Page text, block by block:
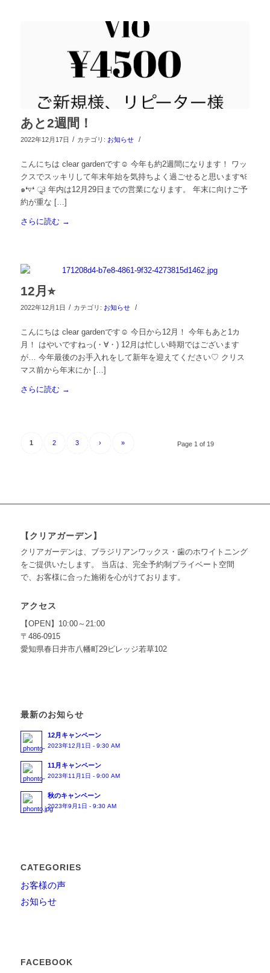
あと2週間！
2022年12月17日 / カテゴリ: お知らせ /
こんにちは clear gardenです☺︎ 今年も約2週間になります！ ワッ
クスでスッキリして年末年始を気持ちよく過ごせると思います٩꒰
๑❛▿❛ ॢ̩꒱ 年内は12月29日までの営業になります。 年末に向けご予
約が重な […]
さらに読む→
12月⭐︎
2022年12月1日 / カテゴリ: お知らせ /
こんにちは clear gardenです☺︎ 今日から12月！ 今年もあと1カ
月！ はやいですねっ(・∀・) 12月は忙しい時期ではございます
が… 今年最後のお手入れをして新年を迎えてください♡ クリス
マス前から年末にか […]
さらに読む→
Page 1 of 19
1 2 3 › »
【クリアガーデン】
クリアガーデンは、ブラジリアンワックス・歯のホワイトニング
をご提供いたします。 当店は、完全予約制プライベート空間
で、お客様に合った施術を心がけております。
アクセス
【OPEN】10:00～21:00
〒486-0915
愛知県春日井市八幡町29ビレッジ若草102
最新のお知らせ
12月キャンペーン
2023年12月1日 - 9:30 AM
11月キャンペーン
2023年11月1日 - 9:00 AM
秋のキャンペーン
2023年9月1日 - 9:30 AM
CATEGORIES
お客様の声
お知らせ
FACEBOOK